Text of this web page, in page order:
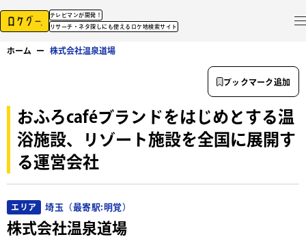
テレビマンが開発！
リサーチ・ネタ探しにも使えるロケ地検索サイト
ホーム ー 株式会社温泉道場
おふろcaféブランドをはじめとする温
浴施設、リゾート施設を全国に展開す
る運営会社
エリア 埼玉（最寄駅:明覚）
株式会社温泉道場
ブックマーク追加